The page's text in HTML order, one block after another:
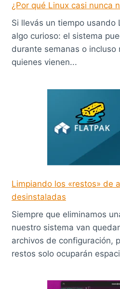
¿Por qué Linux casi nunca
Si llevás un tiempo
algo curioso: el sistema
durante semanas o incluso
quienes vienen...
Limpiando los «restos» de
desinstaladas
Siempre que eliminamos
nuestro sistema van
archivos de configuración,
restos solo ocuparán